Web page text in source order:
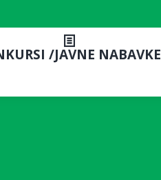
/JAVNE NABAVKE